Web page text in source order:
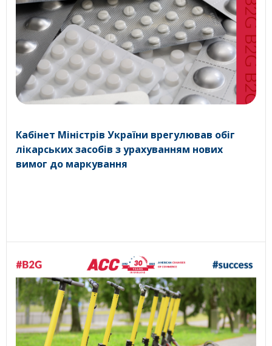
Кабінет Міністрів України врегулював обіг
лікарських засобів з урахуванням нових
вимог до маркування